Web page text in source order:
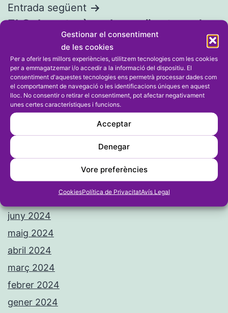
Gestionar el consentiment
de les cookies
Per a oferir les millors experiències, utilitzem tecnologies com les cookies
per a emmagatzemar i/o accedir a la informació del dispositiu. El
consentiment d'aquestes tecnologies ens permetrà processar dades com
el comportament de navegació o les identificacions úniques en aquest
lloc. No consentir o retirar el consentiment, pot afectar negativament
unes certes característiques i funcions.
Acceptar
Denegar
Vore preferències
CookiesPolítica de PrivacitatAvís Legal
Entrada següent
El Calp estarà en la següent ronda
de La Nostra Copa en véncer a
l’Orba en els penals
Arxius
agost 2024
juny 2024
maig 2024
abril 2024
març 2024
febrer 2024
gener 2024